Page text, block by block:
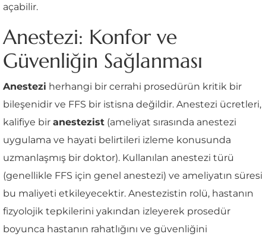
açabilir.
Anestezi: Konfor ve
Güvenliğin Sağlanması
Anestezi herhangi bir cerrahi prosedürün kritik bir
bileşenidir ve FFS bir istisna değildir. Anestezi ücretleri,
kalifiye bir anestezist (ameliyat sırasında anestezi
uygulama ve hayati belirtileri izleme konusunda
uzmanlaşmış bir doktor). Kullanılan anestezi türü
(genellikle FFS için genel anestezi) ve ameliyatın süresi
bu maliyeti etkileyecektir. Anestezistin rolü, hastanın
fizyolojik tepkilerini yakından izleyerek prosedür
boyunca hastanın rahatlığını ve güvenliğini